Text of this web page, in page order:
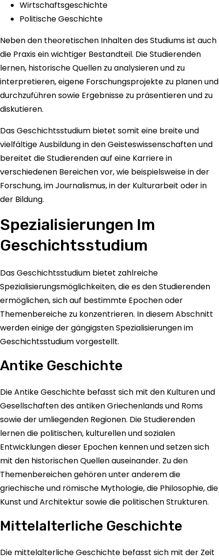
Wirtschaftsgeschichte
Politische Geschichte
Neben den theoretischen Inhalten des Studiums ist auch
die Praxis ein wichtiger Bestandteil. Die Studierenden
lernen, historische Quellen zu analysieren und zu
interpretieren, eigene Forschungsprojekte zu planen und
durchzuführen sowie Ergebnisse zu präsentieren und zu
diskutieren.
Das Geschichtsstudium bietet somit eine breite und
vielfältige Ausbildung in den Geisteswissenschaften und
bereitet die Studierenden auf eine Karriere in
verschiedenen Bereichen vor, wie beispielsweise in der
Forschung, im Journalismus, in der Kulturarbeit oder in
der Bildung.
Spezialisierungen Im
Geschichtsstudium
Das Geschichtsstudium bietet zahlreiche
Spezialisierungsmöglichkeiten, die es den Studierenden
ermöglichen, sich auf bestimmte Epochen oder
Themenbereiche zu konzentrieren. In diesem Abschnitt
werden einige der gängigsten Spezialisierungen im
Geschichtsstudium vorgestellt.
Antike Geschichte
Die Antike Geschichte befasst sich mit den Kulturen und
Gesellschaften des antiken Griechenlands und Roms
sowie der umliegenden Regionen. Die Studierenden
lernen die politischen, kulturellen und sozialen
Entwicklungen dieser Epochen kennen und setzen sich
mit den historischen Quellen auseinander. Zu den
Themenbereichen gehören unter anderem die
griechische und römische Mythologie, die Philosophie, die
Kunst und Architektur sowie die politischen Strukturen.
Mittelalterliche Geschichte
Die mittelalterliche Geschichte befasst sich mit der Zeit